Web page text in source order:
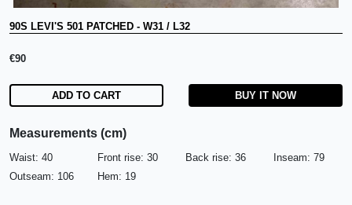
90S LEVI'S 501 PATCHED - W31 / L32
€90
ADD TO CART BUY IT NOW
Measurements (cm)
Waist: 40 Front rise: 30 Back rise: 36 Inseam: 79
Outseam: 106 Hem: 19